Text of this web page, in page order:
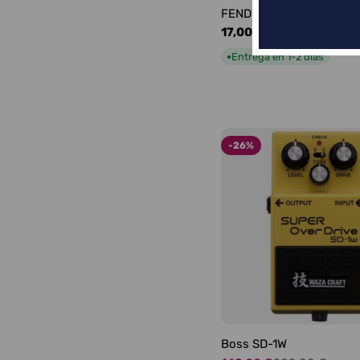
FENDER LOGO
Precio
habitual
17,00 €
●Entrega en 1-2 días
-26%
Boss SD-1W